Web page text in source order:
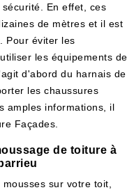
En effet, ces
de mètres et il est
Pour éviter les
les équipements de
d'abord du harnais de
les chaussures
amples informations, il
Façades.
de toiture à
sur votre toit,